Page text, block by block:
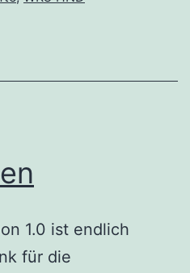
1.0 ist endlich
für die